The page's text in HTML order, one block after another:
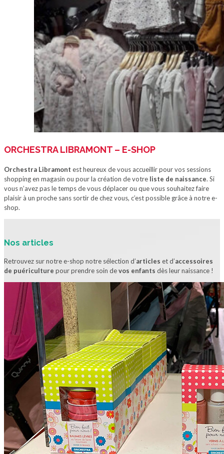
ORCHESTRA LIBRAMONT – E-SHOP
Orchestra Libramont est heureux de vous accueillir pour vos sessions
shopping en magasin ou pour la création de votre liste de naissance. Si
vous n’avez pas le temps de vous déplacer ou que vous souhaitez faire
plaisir à un proche sans sortir de chez vous, c’est possible grâce à notre e-
shop.
Nos articles
Retrouvez sur notre e-shop notre sélection d’articles et d’accessoires
de puériculture pour prendre soin devos enfants dès leur naissance !